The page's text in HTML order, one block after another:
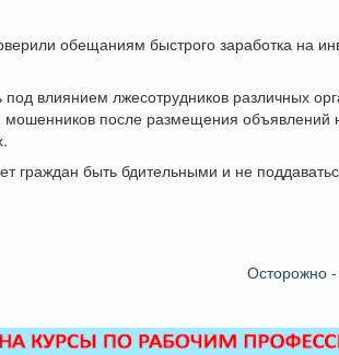
обещаниям быстрого заработка на
под влиянием лжесотрудников различных
мошенников после размещения объявлений
граждан быть бдительными и не
Осторожно